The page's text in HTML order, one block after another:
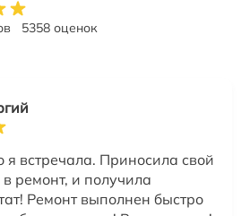
5358 оценок
я встречала. Приносила свой
ремонт, и получила
Ремонт выполнен быстро